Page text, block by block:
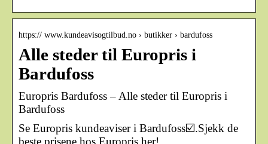
https:// www.kundeavisogtilbud.no › butikker › bardufoss
Alle steder til Europris i
Bardufoss
Europris Bardufoss – Alle steder til Europris i
Bardufoss
Se Europris kundeaviser i Bardufoss☑️.Sjekk de
beste prisene hos Europris her!